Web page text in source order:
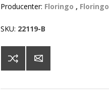
Producenter: Floringo , Floringo
SKU: 22119-B